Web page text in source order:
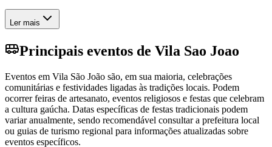
Ler mais
Principais eventos de Vila Sao Joao
Eventos em Vila São João são, em sua maioria, celebrações
comunitárias e festividades ligadas às tradições locais. Podem
ocorrer feiras de artesanato, eventos religiosos e festas que celebram
a cultura gaúcha. Datas específicas de festas tradicionais podem
variar anualmente, sendo recomendável consultar a prefeitura local
ou guias de turismo regional para informações atualizadas sobre
eventos específicos.